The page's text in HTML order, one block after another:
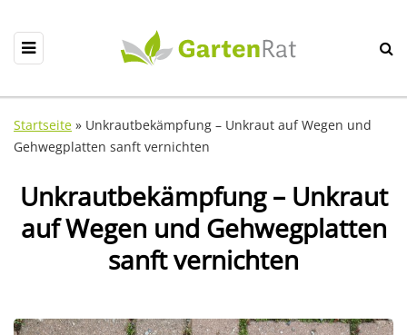
Startseite » Unkrautbekämpfung – Unkraut auf Wegen und
Gehwegplatten sanft vernichten
Unkrautbekämpfung – Unkraut
auf Wegen und Gehwegplatten
sanft vernichten